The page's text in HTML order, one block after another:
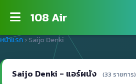
108 Air
หน้าแรก›Saijo Denki
Saijo Denki - แอร์ผนัง (33 รายการ)